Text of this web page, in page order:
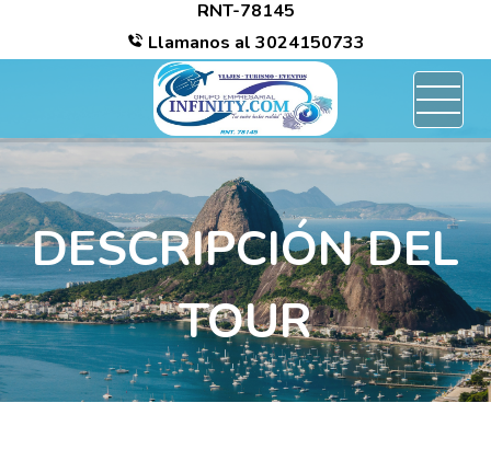
RNT-78145
Llamanos al 3024150733
DESCRIPCIÓN DEL
TOUR